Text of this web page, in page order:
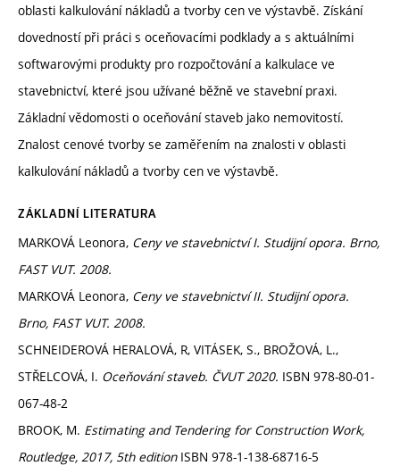
oblasti kalkulování nákladů a tvorby cen ve výstavbě. Získání
dovedností při práci s oceňovacími podklady a s aktuálními
softwarovými produkty pro rozpočtování a kalkulace ve
stavebnictví, které jsou užívané běžně ve stavební praxi.
Základní vědomosti o oceňování staveb jako nemovitostí.
Znalost cenové tvorby se zaměřením na znalosti v oblasti
kalkulování nákladů a tvorby cen ve výstavbě.
ZÁKLADNÍ LITERATURA
MARKOVÁ Leonora, Ceny ve stavebnictví I. Studijní opora. Brno,
FAST VUT. 2008.
MARKOVÁ Leonora, Ceny ve stavebnictví II. Studijní opora.
Brno, FAST VUT. 2008.
SCHNEIDEROVÁ HERALOVÁ, R, VITÁSEK, S., BROŽOVÁ, L.,
STŘELCOVÁ, I. Oceňování staveb. ČVUT 2020. ISBN 978-80-01-
067-48-2
BROOK, M. Estimating and Tendering for Construction Work,
Routledge, 2017, 5th editionISBN 978-1-138-68716-5